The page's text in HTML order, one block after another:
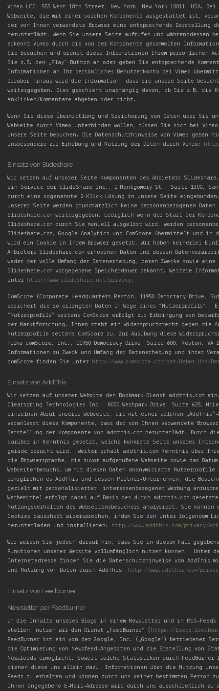
Vimeo LCC, 555 West 18th Street, New York, New York 10011, USA.
Webseite, die mit einer solchen Komponente ausgestattet ist,
der von Ihnen verwendete Browser eine entsprechende Darstellung
herunterlädt. Wenn Sie unsere Seite aufrufen und währenddessen
erkennt Vimeo durch die von der Komponente gesammelten
Sie besuchen und ordnet diese Informationen Ihrem persönlichen
Sie z.B. den „Play“-Button an oder geben Sie entsprechende
Informationen an Ihr persönliches Benutzerkonto bei Vimeo
Darüber hinaus wird die Information, dass Sie unsere Seite besucht
weitergegeben. Dies geschieht unabhängig davon, ob Sie z.B. die
anklicken/Kommentare abgeben oder nicht.
Wenn Sie diese Übermittlung und Speicherung von Daten über Sie
Webseite durch Vimeo unterbinden wollen, müssen Sie sich bei
unsere Seite besuchen. Die Datenschutzhinweise von Vimeo geben
insbesondere zur Erhebung und Nutzung der Daten durch Vimeo:
Einsatz von Slideshare
Wir setzen auf unserer Seite Komponenten des Anbieters
ein Service der SlideShare Inc., 1 Montgomery St., Suite 1300,
durch eine sogenannte 2-Klick-Lösung in unsere Seite
unserer Seite werden grundsätzlich keine personenbezogenen
Slideshare.com weitergegeben. Lediglich wenn der Start der
Slideshare.com durch Sie manuell ausgelöst wird, werden
Slideshare.com, Google Analytics und ComScore übermittelt und in
wird ein Cookie in Ihrem Browser gesetzt. Wir haben keinerlei
Anbieters Slideshare.com erhobenen Daten und dessen
weder der volle Umfang der Datenerhebung, deren Zwecke sowie
Slideshare.com vorgegebene Speicherdauer bekannt. Weitere
unter
http://www.slideshare.net/privacy.
ComScore (Corporate Headquarters Reston, 11950 Democracy Drive,
speichert die so erlangten Daten im Wege eines “Nutzerprofils”.
“Nutzerprofils” seitens ComScore erfolgt zur Erbringung von
der Marktforschung. Ihnen steht ein Widerspruchsrecht gegen die
Nutzerprofile seitens ComScore zu. Zur Ausübung diese
Firma comScore, Inc., 11950 Democracy Drive, Suite 600, Reston, VA
Informationen zu Zweck und Umfang der Datenerhebung und ihrer
comScore finden Sie unter
http://www.comscore.com/ger/Ueber_Uns/
Einsatz von AddThis
Wir setzen auf unserer Website den Bookmark-Dienst addthis.com
Clearspring Technologies Inc., 8000 Westpark Drive, Suite 625,
einzelnen Abruf unserer Webseite, die mit einer solchen
veranlasst diese Komponente, dass der von Ihnen verwendete
Darstellung der Komponente von addthis.com herunterlädt. Durch
darüber in Kenntnis gesetzt, welche konkrete Seite unseres
gerade besucht wird. Weiter erhält addthis.com Kenntnis über Ihre
die Browsersprache, die zuvor aufgerufene Webseite sowie das
Webseitenbesuchs, um mit diesen Daten anonymisierte
ermöglichen es AddThis und dessen Partner-Unternehmen, die
gezielt mit personalisierter, interessenbezogener Werbung
Werbemittel erfolgt dabei auf Basis des durch addthis.com
Nutzungsverhalten des Webseitensbesuchers analysiert. Sie können
Cookies dauerhaft widersprechen, indem Sie den unter folgendem
herunterladen und installieren:
http://www.addthis.com/privacy/
Wir weisen Sie jedoch darauf hin, dass Sie in diesem Fall
Funktionen unserer Website vollumfänglich nutzen können. Unter
Internetadresse finden Sie die Datenschutzhinweise von AddThis
und Nutzung von Daten durch AddThis:
http://www.addthis.com/
Einsatz von Feedburner
Newsletter per Feedburner
Um die Inhalte unseres Blogs in einem Newsletter und in RSS-
stellen, nutzen wir den Dienst „FeedBurner“ ( https://
FeedBurner ist ein von der Google, Inc. („Google“) betriebener
die Optimierung von Newsfeed-Angeboten und die Erstellung von
Newsfeeds ermöglicht. Soweit solche Statistiken durch
dienen diese uns allein dazu, Informationen über die Nutzung
Feeds zu erhalten und können durch uns keiner bestimmten Person
Ihnen angegebene E-Mail-Adresse wird durch uns ausschließlich zu